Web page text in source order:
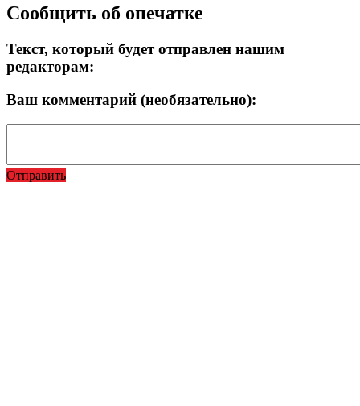
Сообщить об опечатке
Текст, который будет отправлен нашим
редакторам:
Ваш комментарий (необязательно):
Отправить